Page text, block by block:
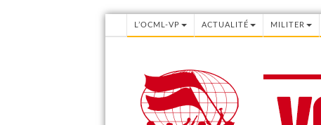
L’OCML-VP ACTUALITÉ MILITER